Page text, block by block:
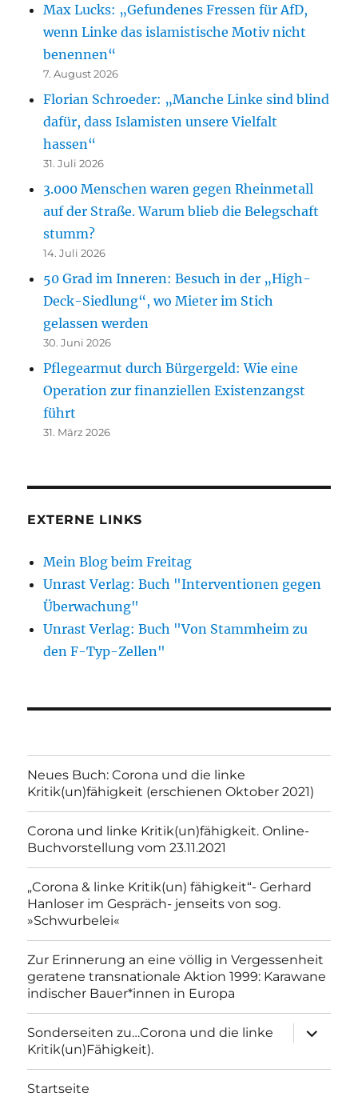
Max Lucks: „Gefundenes Fressen für AfD,
wenn Linke das islamistische Motiv nicht
benennen“
7. August 2026
Florian Schroeder: „Manche Linke sind blind
dafür, dass Islamisten unsere Vielfalt
hassen“
31. Juli 2026
3.000 Menschen waren gegen Rheinmetall
auf der Straße. Warum blieb die Belegschaft
stumm?
14. Juli 2026
50 Grad im Inneren: Besuch in der „High-
Deck-Siedlung“, wo Mieter im Stich
gelassen werden
30. Juni 2026
Pflegearmut durch Bürgergeld: Wie eine
Operation zur finanziellen Existenzangst
führt
31. März 2026
EXTERNE LINKS
Mein Blog beim Freitag
Unrast Verlag: Buch "Interventionen gegen
Überwachung"
Unrast Verlag: Buch "Von Stammheim zu
den F-Typ-Zellen"
Neues Buch: Corona und die linke
Kritik(un)fähigkeit (erschienen Oktober 2021)
Corona und linke Kritik(un)fähigkeit. Online-
Buchvorstellung vom 23.11.2021
„Corona & linke Kritik(un) fähigkeit“- Gerhard
Hanloser im Gespräch- jenseits von sog.
»Schwurbelei«
Zur Erinnerung an eine völlig in Vergessenheit
geratene transnationale Aktion 1999: Karawane
indischer Bauer*innen in Europa
Sonderseiten zu…Corona und die linke
Kritik(un)Fähigkeit).
anzeigen
Startseite